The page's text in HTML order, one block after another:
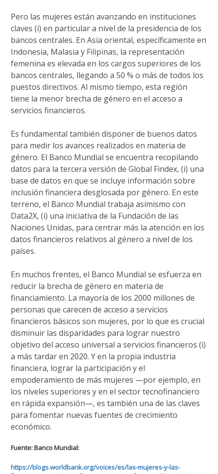
Pero las mujeres están avanzando en instituciones
claves (i) en particular a nivel de la presidencia de los
bancos centrales. En Asia oriental, específicamente en
Indonesia, Malasia y Filipinas, la representación
femenina es elevada en los cargos superiores de los
bancos centrales, llegando a 50 % o más de todos los
puestos directivos. Al mismo tiempo, esta región
tiene la menor brecha de género en el acceso a
servicios financieros.
Es fundamental también disponer de buenos datos
para medir los avances realizados en materia de
género. El Banco Mundial se encuentra recopilando
datos para la tercera versión de Global Findex, (i) una
base de datos en que se incluye información sobre
inclusión financiera desglosada por género. En este
terreno, el Banco Mundial trabaja asimismo con
Data2X, (i) una iniciativa de la Fundación de las
Naciones Unidas, para centrar más la atención en los
datos financieros relativos al género a nivel de los
países.
En muchos frentes, el Banco Mundial se esfuerza en
reducir la brecha de género en materia de
financiamiento. La mayoría de los 2000 millones de
personas que carecen de acceso a servicios
financieros básicos son mujeres, por lo que es crucial
disminuir las disparidades para lograr nuestro
objetivo del acceso universal a servicios financieros (i)
a más tardar en 2020. Y en la propia industria
financiera, lograr la participación y el
empoderamiento de más mujeres —por ejemplo, en
los niveles superiores y en el sector tecnofinanciero
en rápida expansión—, es también una de las claves
para fomentar nuevas fuentes de crecimiento
económico.
Fuente: Banco Mundial:
https://blogs.worldbank.org/voices/es/las-mujeres-y-las-